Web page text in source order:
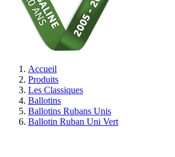
Accueil
Produits
Les Classiques
Ballotins
Ballotins Rubans Unis
Ballotin Ruban Uni Vert